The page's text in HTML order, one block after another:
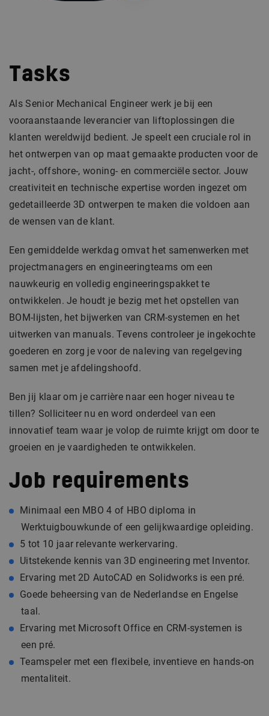
Tasks
Als Senior Mechanical Engineer werk je bij een
vooraanstaande leverancier van liftoplossingen die
klanten wereldwijd bedient. Je speelt een cruciale rol in
het ontwerpen van op maat gemaakte producten voor de
jacht-, offshore-, woning- en commerciële sector. Jouw
creativiteit en technische expertise worden ingezet om
gedetailleerde 3D ontwerpen te maken die voldoen aan
de wensen van de klant.
Een gemiddelde werkdag omvat het samenwerken met
projectmanagers en engineeringteams om een
nauwkeurig en volledig engineeringspakket te
ontwikkelen. Je houdt je bezig met het opstellen van
BOM-lijsten, het bijwerken van CRM-systemen en het
uitwerken van manuals. Tevens controleer je ingekochte
goederen en zorg je voor de naleving van regelgeving
samen met je afdelingshoofd.
Ben jij klaar om je carrière naar een hoger niveau te
tillen? Solliciteer nu en word onderdeel van een
innovatief team waar je volop de ruimte krijgt om door te
groeien en je vaardigheden te ontwikkelen.
Job requirements
Minimaal een MBO 4 of HBO diploma in
Werktuigbouwkunde of een gelijkwaardige opleiding.
5 tot 10 jaar relevante werkervaring.
Uitstekende kennis van 3D engineering met Inventor.
Ervaring met 2D AutoCAD en Solidworks is een pré.
Goede beheersing van de Nederlandse en Engelse
taal.
Ervaring met Microsoft Office en CRM-systemen is
een pré.
Teamspeler met een flexibele, inventieve en hands-on
mentaliteit.